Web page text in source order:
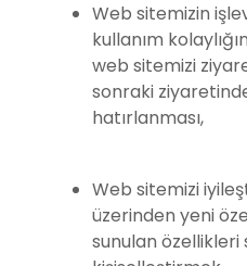
Web sitemizin
kullanım
web sitemizi
sonraki
hatırlanması,
Web sitemizi
üzerinden yeni
sunulan